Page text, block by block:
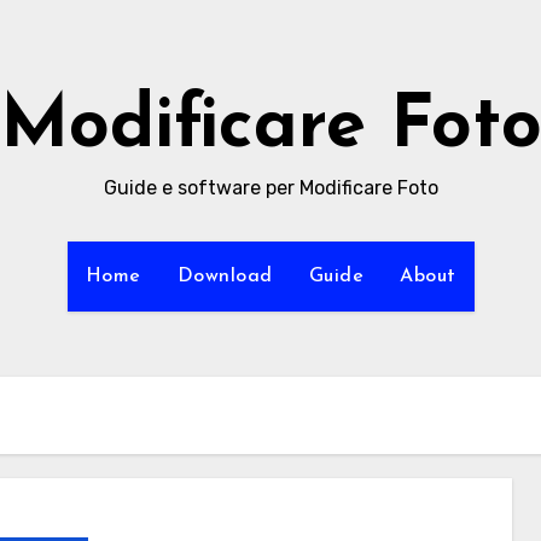
Modificare Foto
Guide e software per Modificare Foto
Home Download Guide About